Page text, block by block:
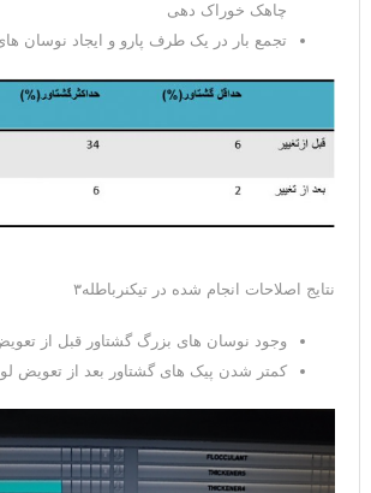
چاهک خوراک دهی
تجمع بار در یک طرف پارو و ایجاد نوسان
نتایج اصلاحات انجام شده در تیکنرباطله۳
وجود نوسان های بزرگ گشتاور قبل از
کمتر شدن پیک های گشتاور بعد از تعویض